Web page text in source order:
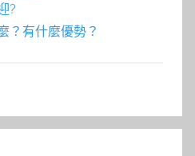
?
？有什麼優勢？